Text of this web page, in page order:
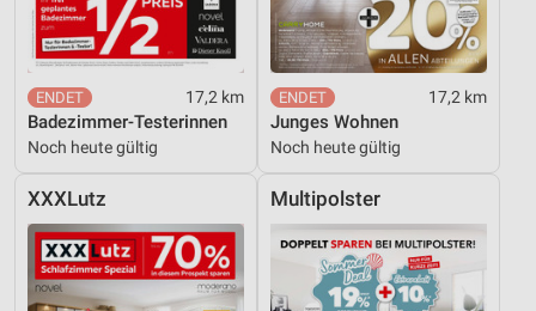
17,2 km
Badezimmer-Testerinnen
Noch heute gültig
17,2 km
Junges Wohnen
Noch heute gültig
XXXLutz Multipolster